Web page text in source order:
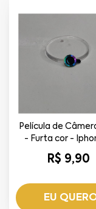
Película de
- Furta cor -
R$ 9,90
EU